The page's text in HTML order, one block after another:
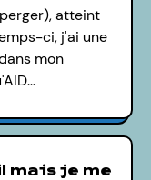
atteint
ci, j'ai une
mon
mais je me